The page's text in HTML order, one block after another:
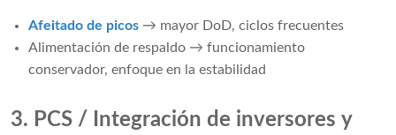
Afeitado de picos → mayor DoD, ciclos frecuentes
Alimentación de respaldo → funcionamiento
conservador, enfoque en la estabilidad
3. PCS / Integración de inversores y